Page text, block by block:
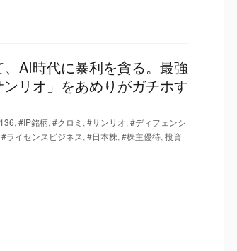
AI時代に暴利を貪る。最強
リオ」をあめりがガチホす
, #IP銘柄, #クロミ , #サンリオ, #ディフェンシ
#ライセンスビジネス, #日本株, #株主優待, 投資